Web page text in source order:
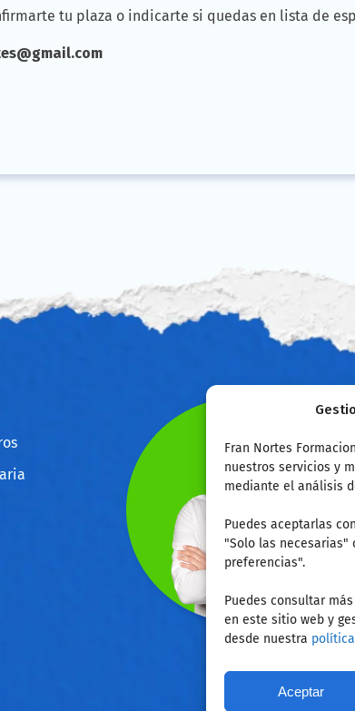
Fran Nortes
nuestros servicios y
mediante el análisis
Puedes aceptarlas
"Solo las necesarias"
preferencias".
Puedes consultar
en este sitio web y
desde nuestra
Aceptar
tu plaza o indicarte si quedas en lista de